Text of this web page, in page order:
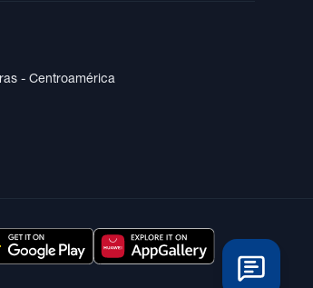
- Centroamérica